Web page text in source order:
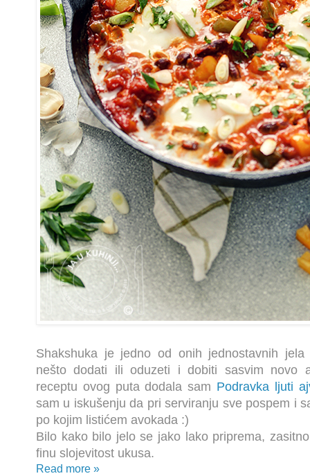
Shakshuka je jedno od onih jednostavnih
nešto dodati ili oduzeti i dobiti sasvim novo
receptu ovog puta dodala sam Podravka ljuti
sam u iskušenju da pri serviranju sve pospem i
po kojim listićem avokada :)
Bilo kako bilo jelo se jako lako priprema,
finu slojevitost ukusa.
Read more »